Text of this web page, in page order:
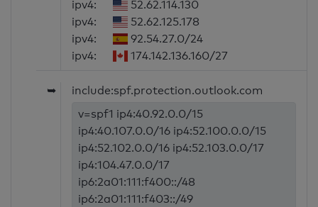
ipv4:
52.62.114.130
ipv4:
52.62.125.178
ipv4:
92.54.27.0/24
ipv4:
174.142.136.160/27
➥
include:spf.protection.outlook.com
v=spf1 ip4:40.92.0.0/15
ip4:40.107.0.0/16 ip4:52.100.0.0/15
ip4:52.102.0.0/16 ip4:52.103.0.0/17
ip4:104.47.0.0/17
ip6:2a01:111:f400::/48
ip6:2a01:111:f403::/49